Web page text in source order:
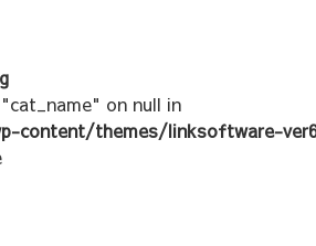
on null in
content/themes/linksoftware-